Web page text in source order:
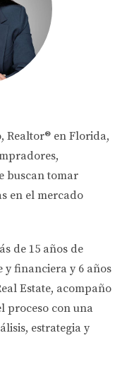
clave que te
de inversión
enfoque claro y
al tomar
Locales
raíces en
las regulaciones
extranjeros.
y normativas
así que asegúrate
cualquier
, Realtor® en Florida,
buscan tomar
en el mercado
de 15 años de
y financieray 6 años
Estate, acompaño
proceso con una
estrategia y